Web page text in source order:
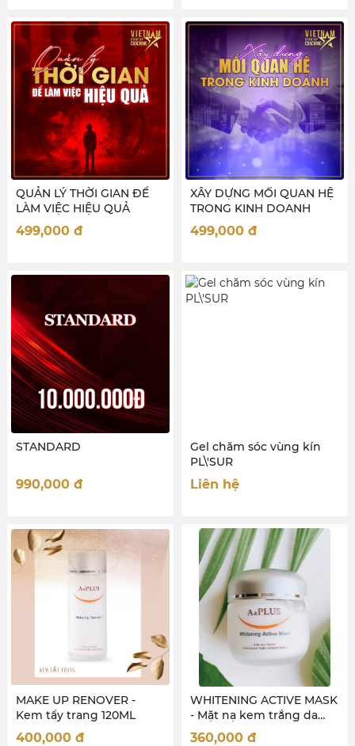
QUẢN LÝ THỜI GIAN ĐỂ
LÀM VIỆC HIỆU QUẢ
499,000 đ
XÂY DỰNG MỐI QUAN HỆ
TRONG KINH DOANH
499,000 đ
STANDARD
990,000 đ
Gel chăm sóc vùng kín
PL\'SUR
Liên hệ
MAKE UP RENOVER -
Kem tẩy trang 120ML
400,000 đ
WHITENING ACTIVE MASK
- Mặt nạ kem trắng da
120ml
360,000 đ